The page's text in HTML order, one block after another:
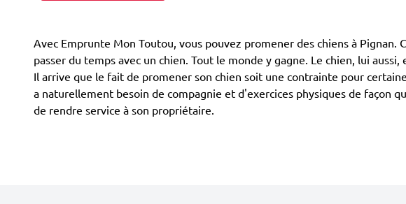
Avec Emprunte Mon Toutou, vous pouvez promener des chiens à
passer du temps avec un chien. Tout le monde y gagne. Le chien, lui
Il arrive que le fait de promener son chien soit une contrainte pour
a naturellement besoin de compagnie et d'exercices physiques de façon
de rendre service à son propriétaire.